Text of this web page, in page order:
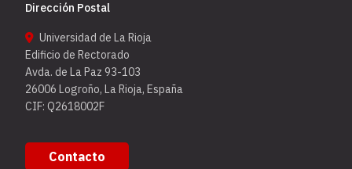
Dirección Postal
Universidad de La Rioja
Edificio de Rectorado
Avda. de La Paz 93-103
26006 Logroño, La Rioja, España
CIF: Q2618002F
Contacto